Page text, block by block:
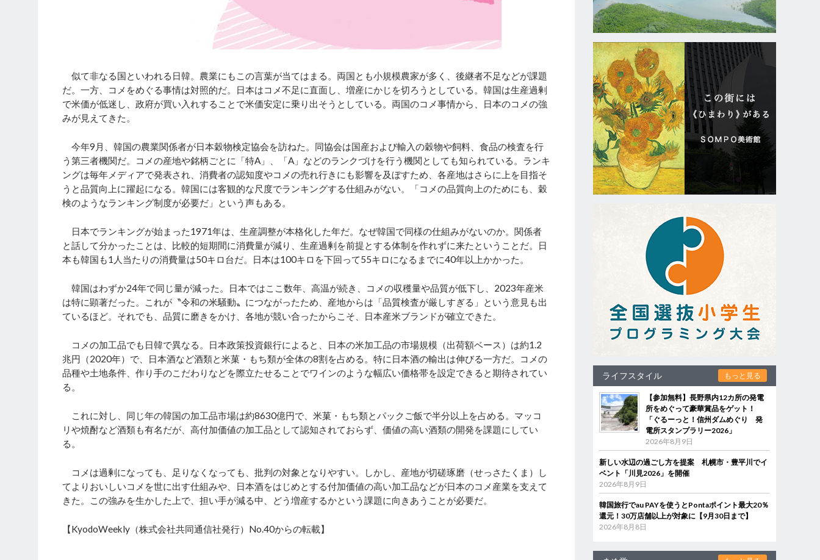
似て非なる国といわれる日韓。農業にもこの言葉が当てはまる。両国とも小規模農家が多く、後継者不足などが課題
だ。一方、コメをめぐる事情は対照的だ。日本はコメ不足に直面し、増産にかじを切ろうとしている。韓国は生産過剰
で米価が低迷し、政府が買い入れすることで米価安定に乗り出そうとしている。両国のコメ事情から、日本のコメの強
みが見えてきた。
今年9月、韓国の農業関係者が日本穀物検定協会を訪ねた。同協会は国産および輸入の穀物や飼料、食品の検査を行
う第三者機関だ。コメの産地や銘柄ごとに「特A」、「A」などのランクづけを行う機関としても知られている。ランキ
ングは毎年メディアで発表され、消費者の認知度やコメの売れ行きにも影響を及ぼすため、各産地はさらに上を目指そ
うと品質向上に躍起になる。韓国には客観的な尺度でランキングする仕組みがない。「コメの品質向上のためにも、穀
検のようなランキング制度が必要だ」という声もある。
日本でランキングが始まった1971年は、生産調整が本格化した年だ。なぜ韓国で同様の仕組みがないのか。関係者
と話して分かったことは、比較的短期間に消費量が減り、生産過剰を前提とする体制を作れずに来たということだ。日
本も韓国も1人当たりの消費量は50キロ台だ。日本は100キロを下回って55キロになるまでに40年以上かかった。
韓国はわずか24年で同じ量が減った。日本ではここ数年、高温が続き、コメの収穫量や品質が低下し、2023年産米
は特に顕著だった。これが〝令和の米騒動〟につながったため、産地からは「品質検査が厳しすぎる」という意見も出
ているほど。それでも、品質に磨きをかけ、各地が競い合ったからこそ、日本産米ブランドが確立できた。
コメの加工品でも日韓で異なる。日本政策投資銀行によると、日本の米加工品の市場規模（出荷額ベース）は約1.2
兆円（2020年）で、日本酒など酒類と米菓・もち類が全体の8割を占める。特に日本酒の輸出は伸びる一方だ。コメの
品種や土地条件、作り手のこだわりなどを際立たせることでワインのような幅広い価格帯を設定できると期待されてい
る。
これに対し、同じ年の韓国の加工品市場は約8630億円で、米菓・もち類とパックご飯で半分以上を占める。マッコ
リや焼酎など酒類も有名だが、高付加価値の加工品として認知されておらず、価値の高い酒類の開発を課題にしてい
る。
コメは過剰になっても、足りなくなっても、批判の対象となりやすい。しかし、産地が切磋琢磨（せっさたくま）し
てよりおいしいコメを世に出す仕組みや、日本酒をはじめとする付加価値の高い加工品などが日本のコメ産業を支えて
きた。この強みを生かした上で、担い手が減る中、どう増産するかという課題に向きあうことが必要だ。
【KyodoWeekly（株式会社共同通信社発行）No.40からの転載】
ライフスタイル もっと見る
【参加無料】長野県内12カ所の発電
所をめぐって豪華賞品をゲット！
「ぐるーっと！信州ダムめぐり 発
電所スタンプラリー2026」
2026年8月9日
新しい水辺の過ごし方を提案 札幌市・豊平川でイ
ベント「川見2026」を開催
2026年8月9日
韓国旅行でau PAYを使うとPontaポイント最大20％
還元！30万店舗以上が対象に【9月30日まで】
2026年8月8日